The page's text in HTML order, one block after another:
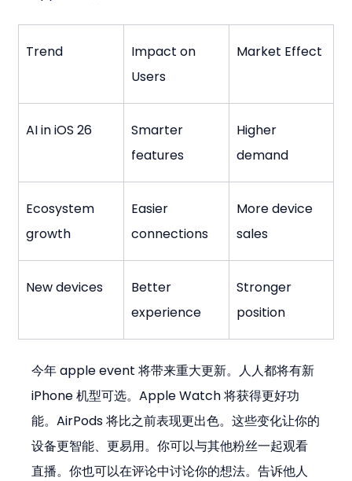
Trend
Impact on
Users
Market Effect
AI in iOS 26
Smarter
features
Higher
demand
Ecosystem
growth
Easier
connections
More device
sales
New devices
Better
experience
Stronger
position
今年 apple event 将带来重大更新。人人都将有新
iPhone 机型可选。Apple Watch 将获得更好功
能。AirPods 将比之前表现更出色。这些变化让你的
设备更智能、更易用。你可以与其他粉丝一起观看
直播。你也可以在评论中讨论你的想法。告诉他人